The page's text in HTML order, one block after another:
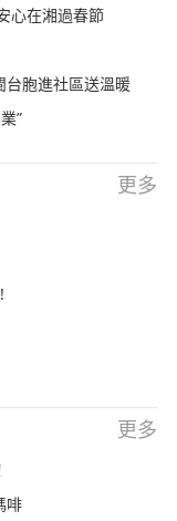
心在湘過春節
胞進社區送溫暖
”
更多
更多
啡